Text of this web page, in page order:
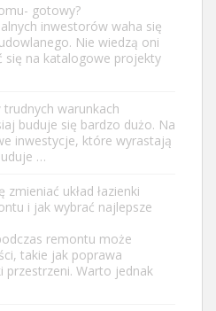
gotowy?
inwestorów waha się
Nie wiedzą oni
się na katalogowe projekty
warunkach
buduje się bardzo dużo. Na
inwestycje, które wyrastają
…
zmieniać układ łazienki
i jak wybrać najlepsze
remontu może
takie jak poprawa
przestrzeni. Warto jednak